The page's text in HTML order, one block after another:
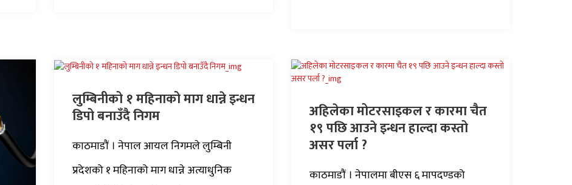
लुम्बिनीको १ महिनाको माग धान्ने इन्धन
डिपो बनाउँदै निगम
काठमाडौं । नेपाल आयल निगमले लुम्बिनी
प्रदेशको १ महिनाको माग धान्ने अत्याधुनिक
अहिलेका मोटरसाइकल र कारमा चैत
१९ पछि आउने इन्धन हाल्दा कस्तो
असर पर्ला ?
काठमाडौं । नेपालमा बीएस ६ मापदण्डको